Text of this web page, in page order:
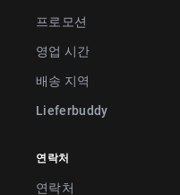
프로모션
영업 시간
배송 지역
Lieferbuddy
연락처
연락처